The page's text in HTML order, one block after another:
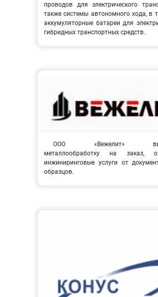
проводов для электрического
также системы автономного хода, в
аккумуляторные батареи для
гибридных транспортных средств.
ООО «Вежелит»
металлообработку на заказ,
инжиниринговые услуги от
образцов.